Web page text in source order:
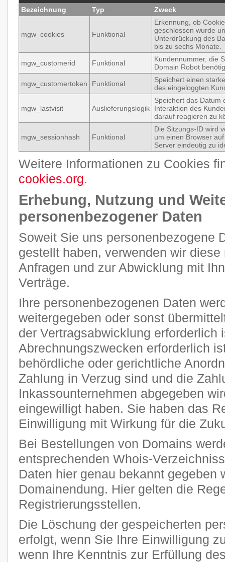
Bezeichnung Typ Zweck
mgw_cookies Funktional
Erkennung, ob
geschlossen wurde
Unterdrückung des
bis zu sechs Monate.
mgw_customerid Funktional
Kundennummer, die
Domain Robot
mgw_customertoken Funktional
Speichert einen
des eingeloggten
mgw_lastvisit Auslieferungslogik
Speichert das Datum
Interaktion des
darauf reagieren zu
mgw_sessionhash Funktional
Die Sitzungs-ID wird
um einen Browser
Server eindeutig zu
Weitere Informationen zu Cookies
cookies.org.
Erhebung, Nutzung und
personenbezogener Daten
Soweit Sie uns personenbezogene
gestellt haben, verwenden wir
Anfragen und zur Abwicklung mit
Verträge.
Ihre personenbezogenen Daten
weitergegeben oder sonst
der Vertragsabwicklung erforderlich
Abrechnungszwecken erforderlich
behördliche oder gerichtliche
Zahlung in Verzug sind und die
Inkassounternehmen abgegeben
eingewilligt haben. Sie haben das
Einwilligung mit Wirkung für die
Bei Bestellungen von Domains
entsprechenden Whois-
Daten hier genau bekannt gegeben
Domainendung. Hier gelten die
Registrierungsstellen.
Die Löschung der gespeicherten
erfolgt, wenn Sie Ihre Einwilligung
wenn Ihre Kenntnis zur Erfüllung